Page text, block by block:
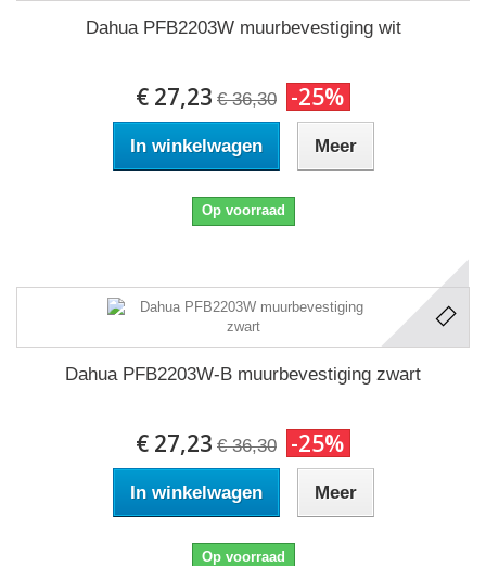
Dahua PFB2203W muurbevestiging wit
€ 27,23 € 36,30 -25%
In winkelwagen Meer
Op voorraad
Dahua PFB2203W-B muurbevestiging zwart
€ 27,23 € 36,30 -25%
In winkelwagen Meer
Op voorraad